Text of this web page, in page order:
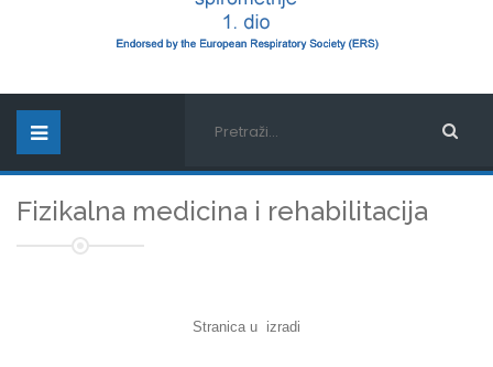
Fizikalna medicina i rehabilitacija
Stranica u izradi